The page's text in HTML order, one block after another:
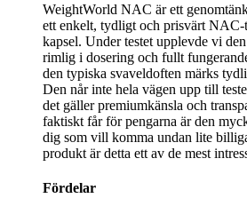
WeightWorld NAC är ett
ett enkelt, tydligt och prisvärt
kapsel. Under testet upplevde vi
rimlig i dosering och fullt
den typiska svaveldoften märks
Den når inte hela vägen upp till
det gäller premiumkänsla och
faktiskt får för pengarna är den
dig som vill komma undan lite
produkt är detta ett av de mest
Fördelar